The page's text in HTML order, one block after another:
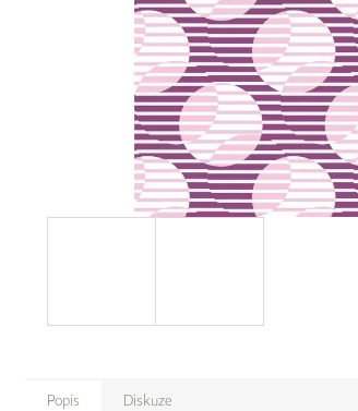
Popis Diskuze